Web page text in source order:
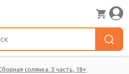
солянка. 3 часть, 18+